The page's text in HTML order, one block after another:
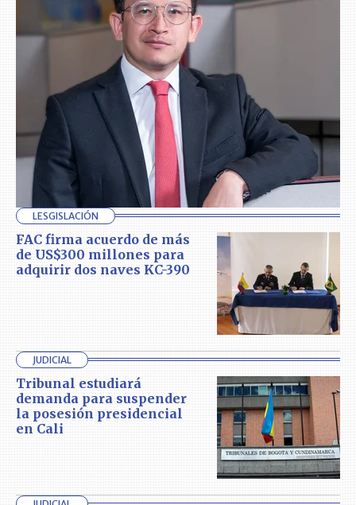
LESGISLACIÓN
FAC firma acuerdo de más
de US$300 millones para
adquirir dos naves KC-390
JUDICIAL
Tribunal estudiará
demanda para suspender
la posesión presidencial
en Cali